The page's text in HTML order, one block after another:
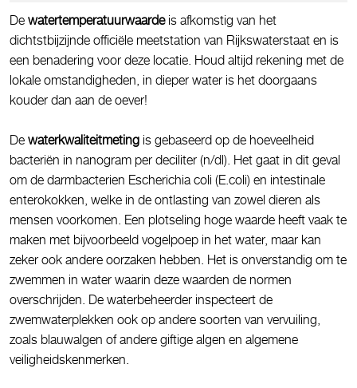
De watertemperatuurwaardeis afkomstig van het
dichtstbijzijnde officiële meetstation van Rijkswaterstaat en is
een benadering voor deze locatie. Houd altijd rekening met de
lokale omstandigheden, in dieper water is het doorgaans
kouder dan aan de oever!
De waterkwaliteitmeting is gebaseerd op de hoeveelheid
bacteriën in nanogram per deciliter (n/dl). Het gaat in dit geval
om de darmbacterien Escherichia coli (E.coli) en intestinale
enterokokken, welke in de ontlasting van zowel dieren als
mensen voorkomen. Een plotseling hoge waarde heeft vaak te
maken met bijvoorbeeld vogelpoep in het water, maar kan
zeker ook andere oorzaken hebben. Het is onverstandig om te
zwemmen in water waarin deze waarden de normen
overschrijden. De waterbeheerder inspecteert de
zwemwaterplekken ook op andere soorten van vervuiling,
zoals blauwalgen of andere giftige algen en algemene
veiligheidskenmerken.